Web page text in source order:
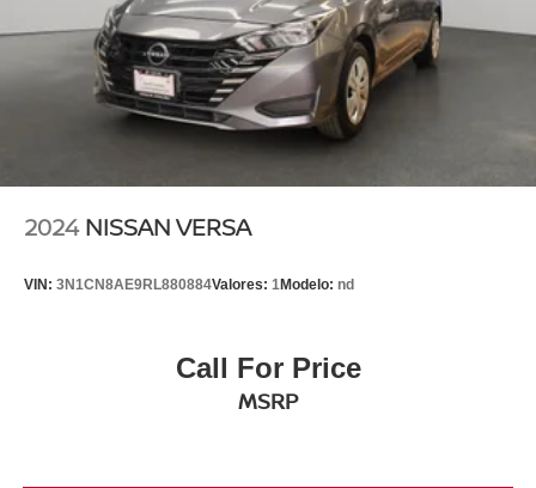
2024 NISSAN VERSA
VIN: 3N1CN8AE9RL880884Valores: 1Modelo: nd
Call For Price
MSRP